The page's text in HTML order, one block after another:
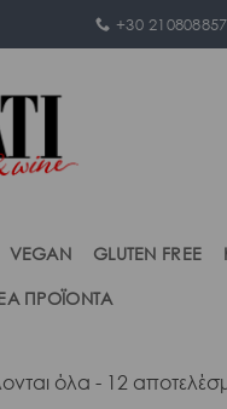
+30
VEGAN GLUTEN FREE
ΠΡΟΪΟΝΤΑ
όλα - 12